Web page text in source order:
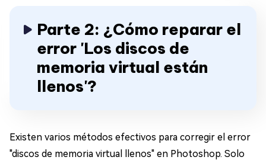
Parte 2: ¿Cómo reparar el
error 'Los discos de
memoria virtual están
llenos'?
Existen varios métodos efectivos para corregir el error
"discos de memoria virtual llenos" en Photoshop. Solo